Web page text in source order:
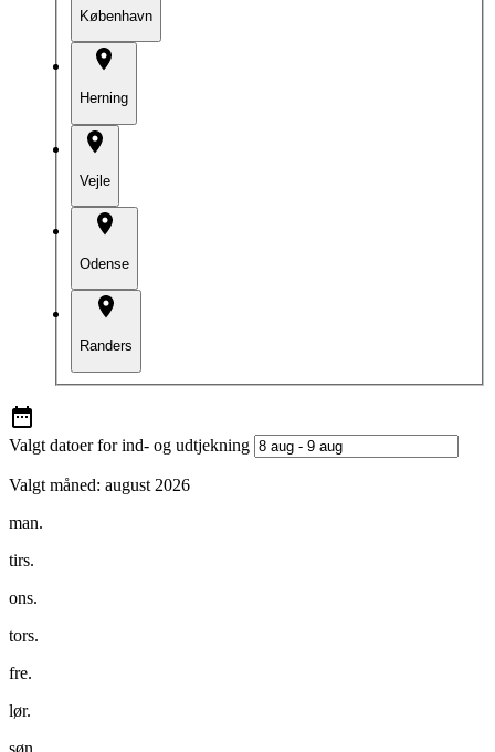
København
Herning
Vejle
Odense
Randers
Valgt datoer for ind- og udtjekning
Valgt måned: august 2026
man.
tirs.
ons.
tors.
fre.
lør.
søn.